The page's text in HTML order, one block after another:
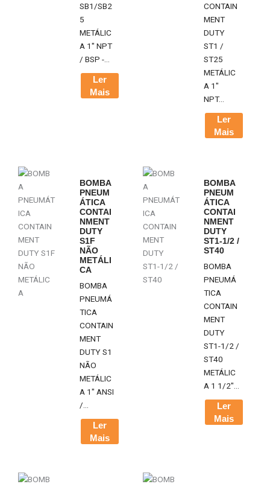
SB1/SB2
5
METÁLIC
A 1" NPT
/ BSP -...
Ler
Mais
CONTAIN
MENT
DUTY
ST1 /
ST25
METÁLIC
A 1"
NPT...
Ler
Mais
BOMBA
PNEUM
ÁTICA
CONTAI
NMENT
DUTY
S1F
NÃO
METÁLI
CA
BOMBA
PNEUMÁ
TICA
CONTAIN
MENT
DUTY S1
NÃO
METÁLIC
A 1" ANSI
/...
Ler
Mais
BOMBA
PNEUM
ÁTICA
CONTAI
NMENT
DUTY
ST1-1/2 /
ST40
BOMBA
PNEUMÁ
TICA
CONTAIN
MENT
DUTY
ST1-1/2 /
ST40
METÁLIC
A 1 1/2"...
Ler
Mais